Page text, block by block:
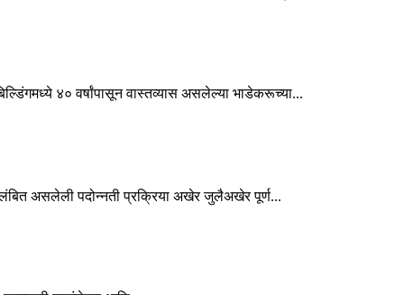
४० वर्षांपासून वास्तव्यास असलेल्या भाडेकरूच्या...
असलेली पदोन्नती प्रक्रिया अखेर जुलैअखेर पूर्ण...